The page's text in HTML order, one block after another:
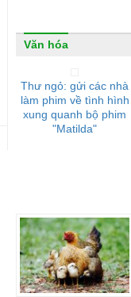
Văn hóa
Thư ngỏ: gửi các nhà
làm phim về tình hình
xung quanh bộ phim
"Matilda"